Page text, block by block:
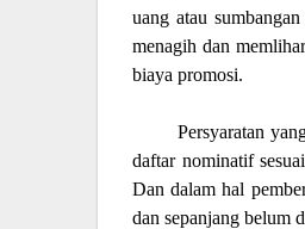
uang atau
menagih dan
biaya promosi.
Persyaratan
daftar nominatif
Dan dalam hal
dan sepanjang belum